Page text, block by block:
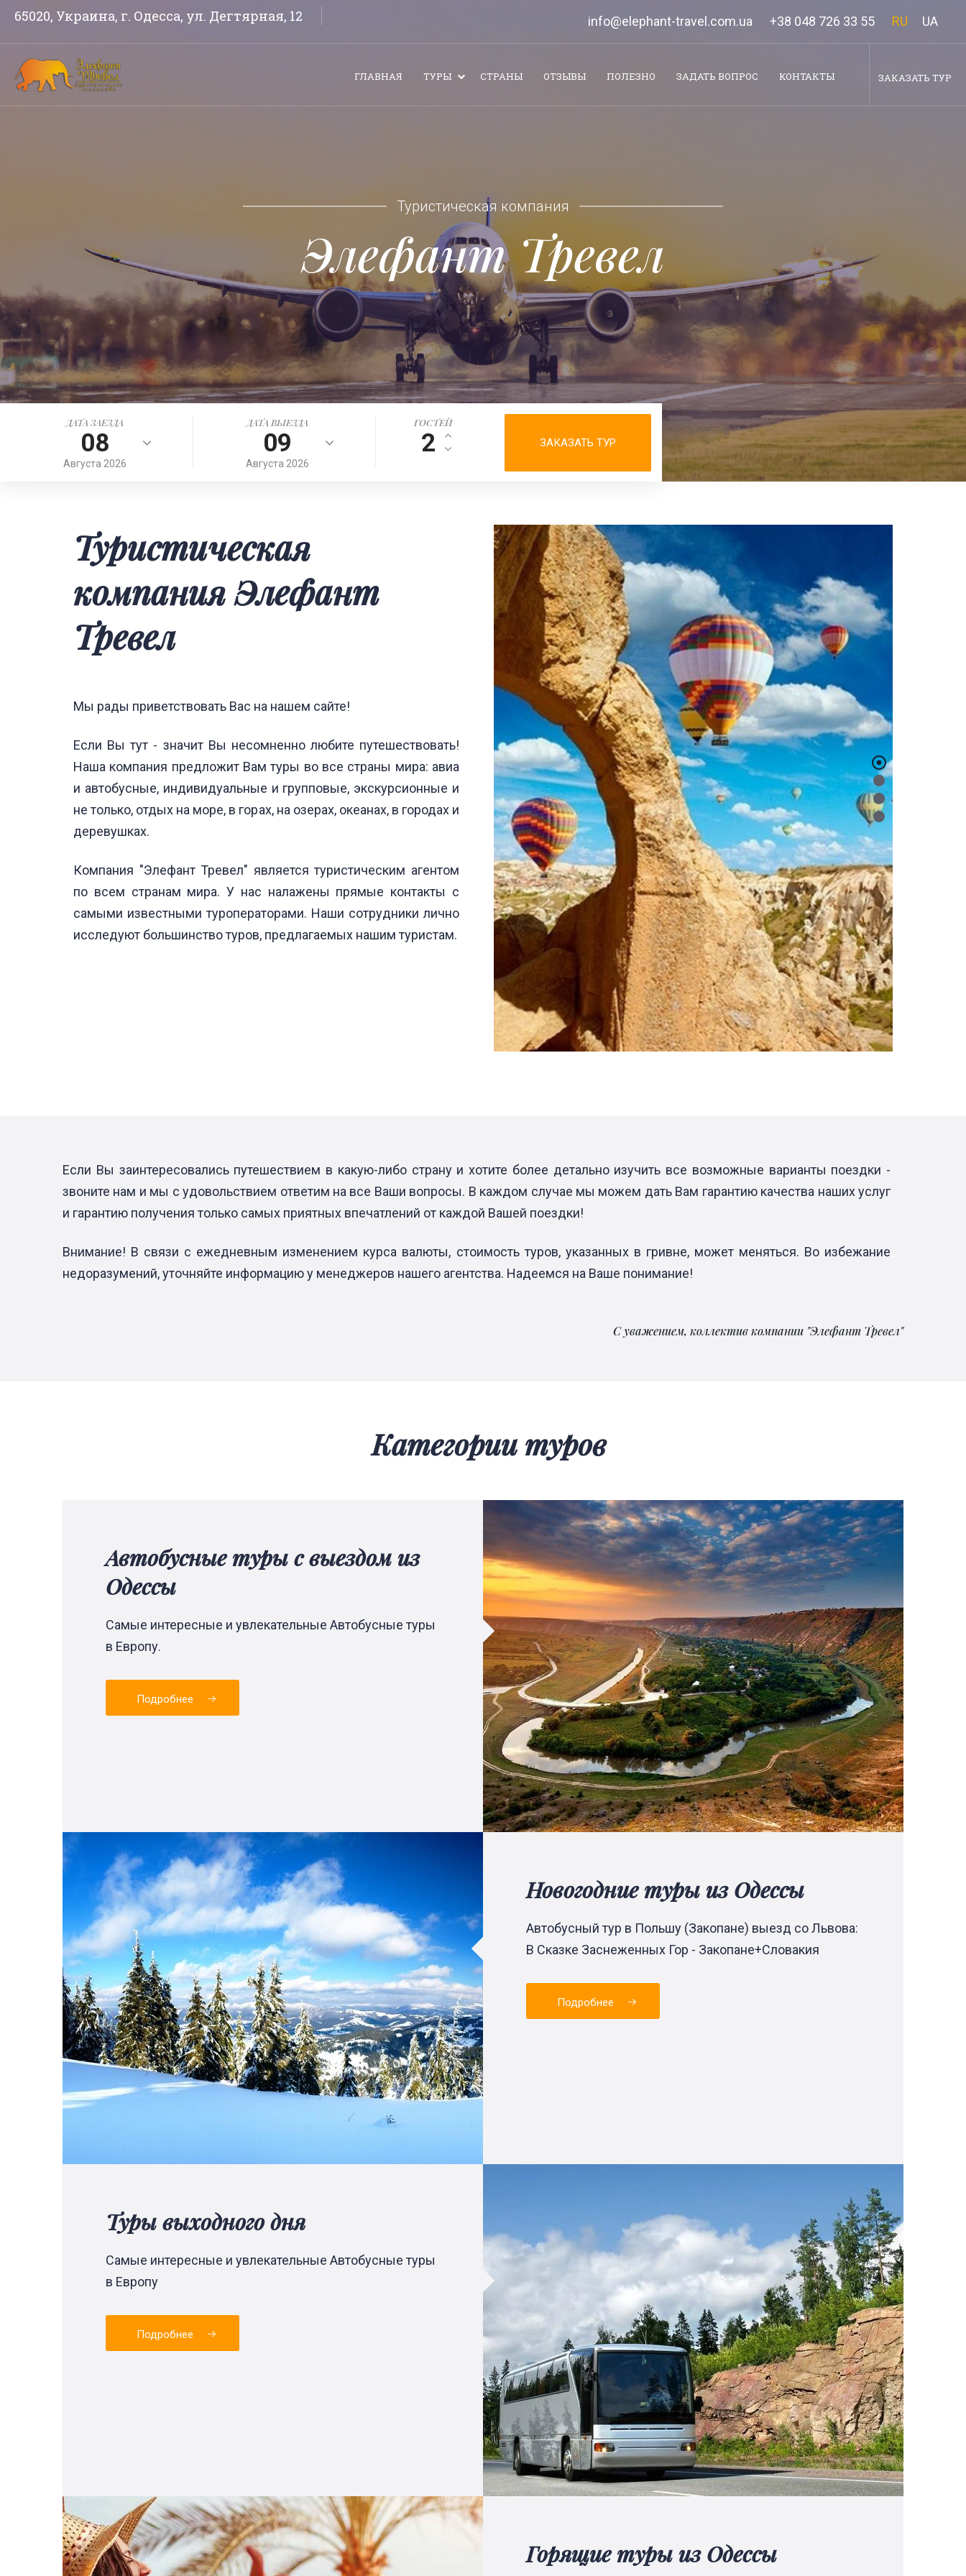
65020, Украина, г. Одесса, ул. Дегтярная, 12 info@elephant-travel.com.ua +38 048 726 33 55 RU UA
ЗАКАЗАТЬ ТУР
ГЛАВНАЯ ТУРЫ СТРАНЫ ОТЗЫВЫ ПОЛЕЗНО ЗАДАТЬ ВОПРОС КОНТАКТЫ
Туристическая компания
Элефант Тревел
ДАТА ЗАЕЗДА
08
Августа 2026
ДАТА ВЫЕЗДА
09
Августа 2026
ГОСТЕЙ
ЗАКАЗАТЬ ТУР
Туристическая
компания Элефант
Тревел
Мы рады приветствовать Вас на нашем сайте!
Если Вы тут - значит Вы несомненно любите путешествовать!
Наша компания предложит Вам туры во все страны мира: авиа
и автобусные, индивидуальные и групповые, экскурсионные и
не только, отдых на море, в горах, на озерах, океанах, в городах и
деревушках.
Компания "Элефант Тревел" является туристическим агентом
по всем странам мира. У нас налажены прямые контакты с
самыми известными туроператорами. Наши сотрудники лично
исследуют большинство туров, предлагаемых нашим туристам.
Если Вы заинтересовались путешествием в какую-либо страну и хотите более детально изучить все возможные варианты поездки -
звоните нам и мы с удовольствием ответим на все Ваши вопросы. В каждом случае мы можем дать Вам гарантию качества наших услуг
и гарантию получения только самых приятных впечатлений от каждой Вашей поездки!
Внимание! В связи с ежедневным изменением курса валюты, стоимость туров, указанных в гривне, может меняться. Во избежание
недоразумений, уточняйте информацию у менеджеров нашего агентства. Надеемся на Ваше понимание!
С уважением, коллектив компании "Элефант Тревел"
Категории туров
Автобусные туры с выездом из
Одессы
Самые интересные и увлекательные Автобусные туры
в Европу.
Подробнее
Новогодние туры из Одессы
Автобусный тур в Польшу (Закопане) выезд со Львова:
В Сказке Заснеженных Гор - Закопане+Словакия
Подробнее
Туры выходного дня
Самые интересные и увлекательные Автобусные туры
в Европу
Подробнее
Горящие туры из Одессы